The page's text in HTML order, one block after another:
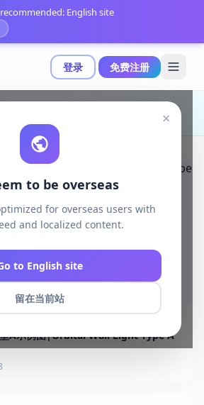
登录 免费注册
English site
×
to be overseas
for overseas users with
and localized content.
to English site
留在当前站
源
Unity 3D-Models
型A示例图|Orbital Wall Light Type A